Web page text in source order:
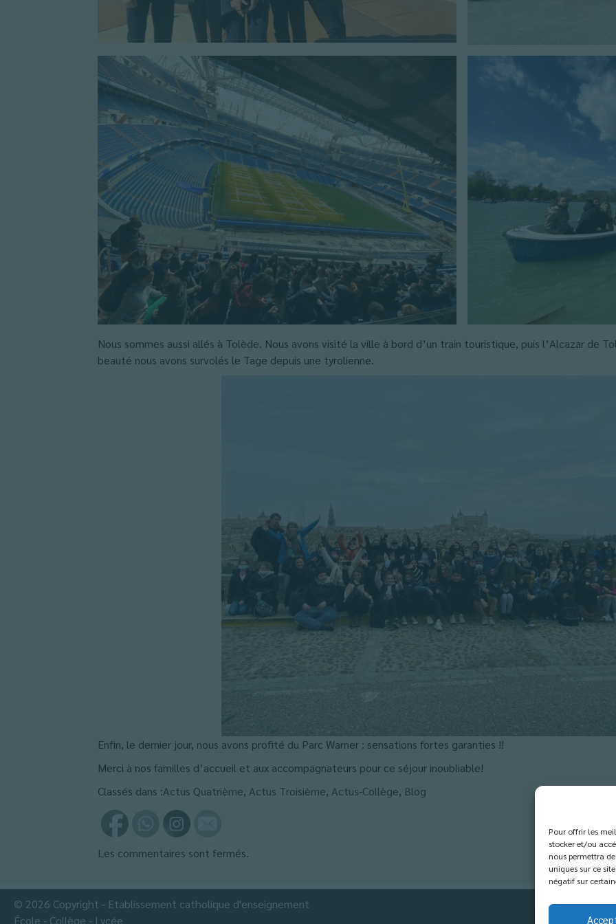
Pour offrir les
stocker et/ou
nous permettra
uniques sur ce
négatif sur
Nous sommes aussi allés à Tolède. Nous avons visité la ville à bord d’un train touristique, puis l’Alcazar de
beauté nous avons survolés le Tage depuis une tyrolienne.
Enfin, le dernier jour, nous avons profité du Parc Warner : sensations fortes garanties !!
Merci à nos familles d’accueil et aux accompagnateurs pour ce séjour inoubliable!
Classés dans :Actus Quatrième, Actus Troisième, Actus-Collège, Blog
Les commentaires sont fermés.
© 2026 Copyright - Etablissement catholique d'enseignement
École - Collège - Lycée